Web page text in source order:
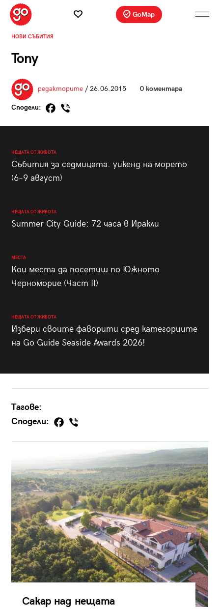
GoMap
НОВИ СЪБИТИЯ
Tony
редакторите/ 26.06.2015 0 коментара
Сподели:
НЕЩАТА ОТ ЖИВОТА
Събития за седмицата: уикенд на морето
(6–9 август)
НЕЩАТА ОТ ЖИВОТА
Summer City Guide: 72 часа в Иракли
МЕСТА
Кои места да посетиш по Южното
Черноморие (Част II)
НЕЩАТА ОТ ЖИВОТА
Избери своите фаворити сред категориите
на Go Guide Seaside Awards 2026!
Тагове:
Сподели:
Сакар над нещата